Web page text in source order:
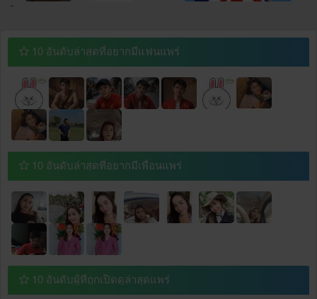
¯
10 อันดับล่าสุดที่อยากมีแฟนแพร่
10 อันดับล่าสุดที่อยากมีเพื่อนแพร่
10 อันดับผู้ที่ถูกเปิดดูล่าสุดแพร่